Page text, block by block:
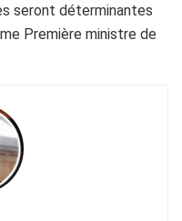
seront déterminantes
Première ministre de